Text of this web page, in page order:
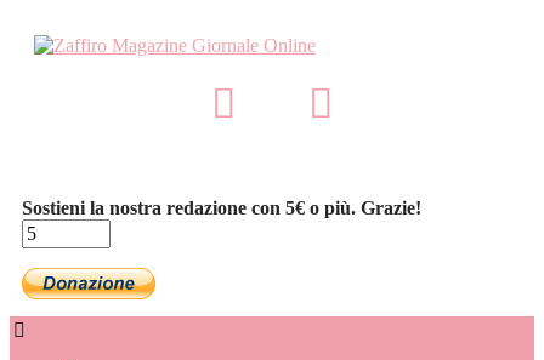
Sostieni la nostra redazione con 5€ o più. Grazie!